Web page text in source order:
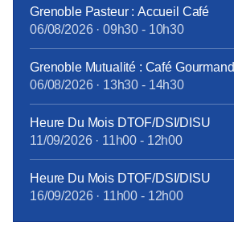
Grenoble Pasteur : Accueil Café
06/08/2026· 09h30 - 10h30
Grenoble Mutualité : Café Gourmand
06/08/2026· 13h30 - 14h30
Heure Du Mois DTOF/DSI/DISU
11/09/2026· 11h00 - 12h00
Heure Du Mois DTOF/DSI/DISU
16/09/2026· 11h00 - 12h00